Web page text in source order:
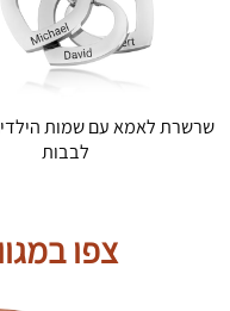
שרשרת לאמא עם שמות
לבבות
צפו